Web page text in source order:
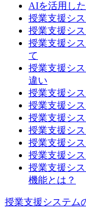
AIを活用し
授業支援シ
授業支援シ
授業支援シ
て
授業支援シ
違い
授業支援シ
授業支援シ
授業支援シ
授業支援シ
授業支援シ
授業支援シ
授業支援シ
機能とは？
授業支援システム